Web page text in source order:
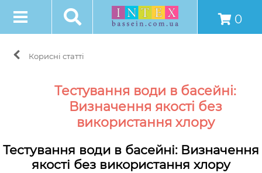
0
Корисні статті
Тестування води в басейні:
Визначення якості без
використання хлору
Тестування води в басейні: Визначення
якості без використання хлору